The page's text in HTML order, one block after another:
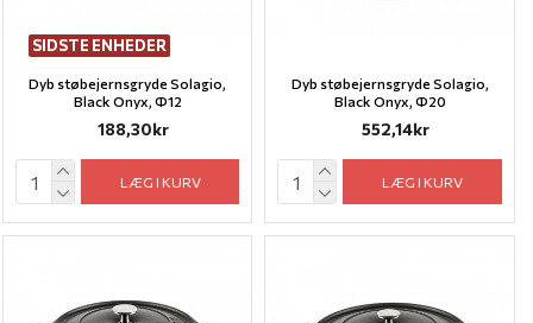
SIDSTE ENHEDER
Dyb støbejernsgryde Solagio,
Black Onyx, Ф12
188,30kr
LÆG I KURV
Dyb støbejernsgryde Solagio,
Black Onyx, Ф20
552,14kr
LÆG I KURV